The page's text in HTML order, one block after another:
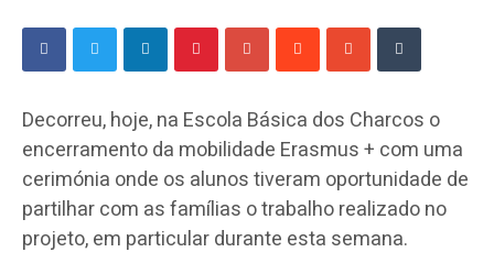
Decorreu, hoje, na Escola Básica dos Charcos o
encerramento da mobilidade Erasmus + com uma
cerimónia onde os alunos tiveram oportunidade de
partilhar com as famílias o trabalho realizado no
projeto, em particular durante esta semana.